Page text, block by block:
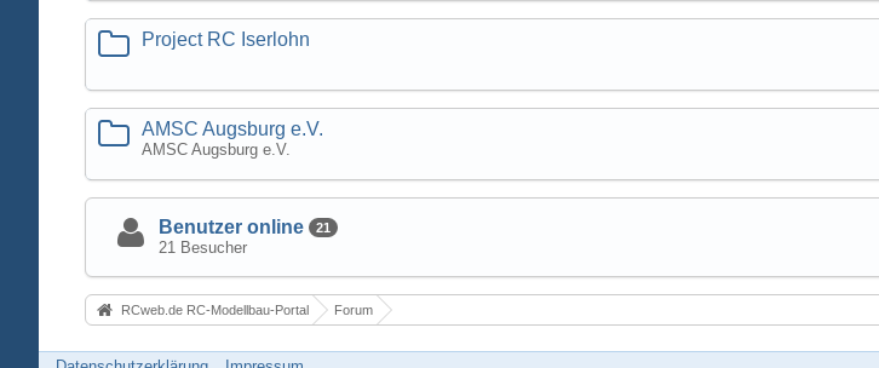
Project RC Iserlohn
AMSC Augsburg e.V.
AMSC Augsburg e.V.
Benutzer online 21
21 Besucher
RCweb.de RC-Modellbau-Portal Forum